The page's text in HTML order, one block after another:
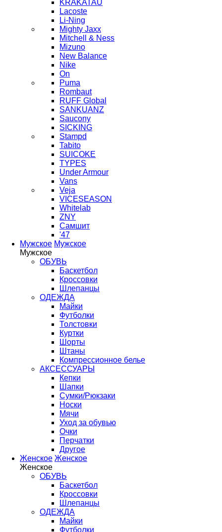
KRAKATAU
Lacoste
Li-Ning
Mighty Jaxx
Mitchell & Ness
Mizuno
New Balance
Nike
On
Puma
Rombaut
RUFF Global
SANKUANZ
Saucony
SICKING
Stampd
Tabito
SUICOKE
TYPES
Under Armour
Vans
Veja
VICESEASON
Whitelab
ZNY
Самшит
'47
Мужское Мужское
Мужское
ОБУВЬ
Баскетбол
Кроссовки
Шлепанцы
ОДЕЖДА
Майки
Футболки
Толстовки
Куртки
Шорты
Штаны
Компрессионное белье
АКСЕССУАРЫ
Кепки
Шапки
Сумки/Рюкзаки
Носки
Мячи
Уход за обувью
Очки
Перчатки
Другое
Женское Женское
Женское
ОБУВЬ
Баскетбол
Кроссовки
Шлепанцы
ОДЕЖДА
Майки
Футболки